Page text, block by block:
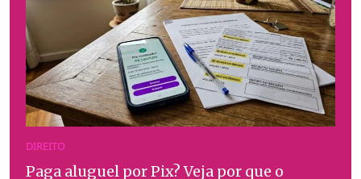
DIREITO
Paga aluguel por Pix? Veja por que o